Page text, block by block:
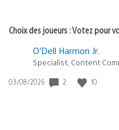
Choix des joueurs : Votez pour
O’Dell Harmon Jr.
Specialist, Content
Date
03/08/2026 2 10